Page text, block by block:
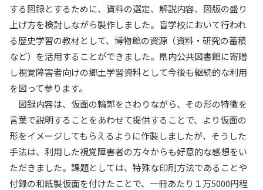
する図録とするために、資料の選定、解説内容、図版の盛り
上げ方を検討しながら製作しました。盲学校において行われ
る歴史学習の教材として、博物館の資源（資料・研究の蓄積
など）を活用することができました。県内公共図書館に寄贈
し視覚障害者向けの郷土学習資料として今後も継続的な利用
を図って参ります。
図録内容は、仮面の輪郭をさわりながら、その形の特徴を
言葉で説明することをあわせて提供することで、より仮面の
形をイメージしてもらえるように作製しましたが、そうした
手法は、利用した視覚障害者の方々からも好意的な感想をい
ただきました。課題としては、特殊な印刷方法であることや
付録の和紙製仮面を付けたことで、一冊あたり１万5000円程